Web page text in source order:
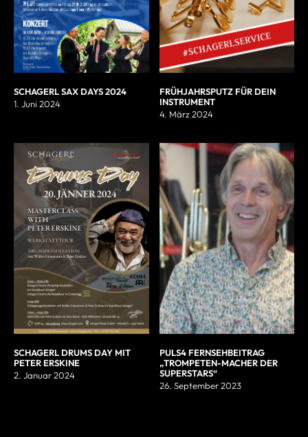
SCHAGERL SAX DAYS 2024
1. Juni 2024
FRÜHJAHRSPUTZ FÜR DEIN
INSTRUMENT
4. März 2024
SCHAGERL DRUMS DAY MIT
PETER ERSKINE
2. Januar 2024
PULS4 FERNSEHBEITRAG
„TROMPETEN-MACHER DER
SUPERSTARS“
26. September 2023